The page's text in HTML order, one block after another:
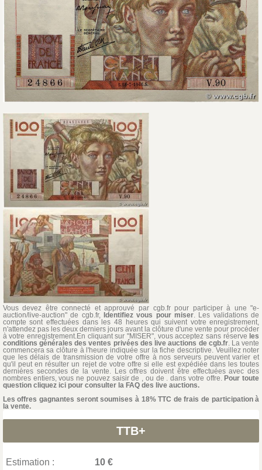
Vous devez être connecté et approuvé par cgb.fr pour participer à une "e-
auction/live-auction" de cgb.fr, Identifiez vous pour miser. Les validations de
compte sont effectuées dans les 48 heures qui suivent votre enregistrement,
n'attendez pas les deux derniers jours avant la clôture d'une vente pour procéder
à votre enregistrement.En cliquant sur "MISER", vous acceptez sans réserve les
conditions générales des ventes privées des live auctions de cgb.fr. La vente
commencera sa clôture à l'heure indiquée sur la fiche descriptive. Veuillez noter
que les délais de transmission de votre offre à nos serveurs peuvent varier et
qu'il peut en résulter un rejet de votre offre si elle est expédiée dans les toutes
dernières secondes de la vente. Les offres doivent être effectuées avec des
nombres entiers, vous ne pouvez saisir de , ou de . dans votre offre. Pour toute
question cliquez ici pour consulter la FAQ des live auctions.
Les offres gagnantes seront soumises à 18% TTC de frais de participation à
la vente.
TTB+
Estimation :
10 €